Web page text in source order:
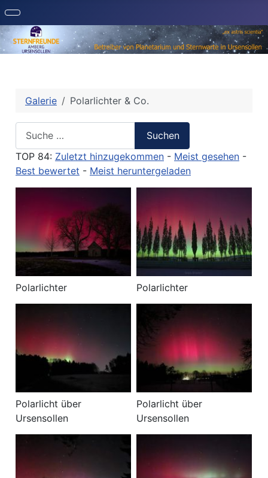
Galerie Polarlichter & Co.
Suchen
TOP 84: Zuletzt hinzugekommen - Meist gesehen -
Best bewertet - Meist heruntergeladen
Polarlichter Polarlichter
Polarlicht über
Ursensollen
Polarlicht über
Ursensollen